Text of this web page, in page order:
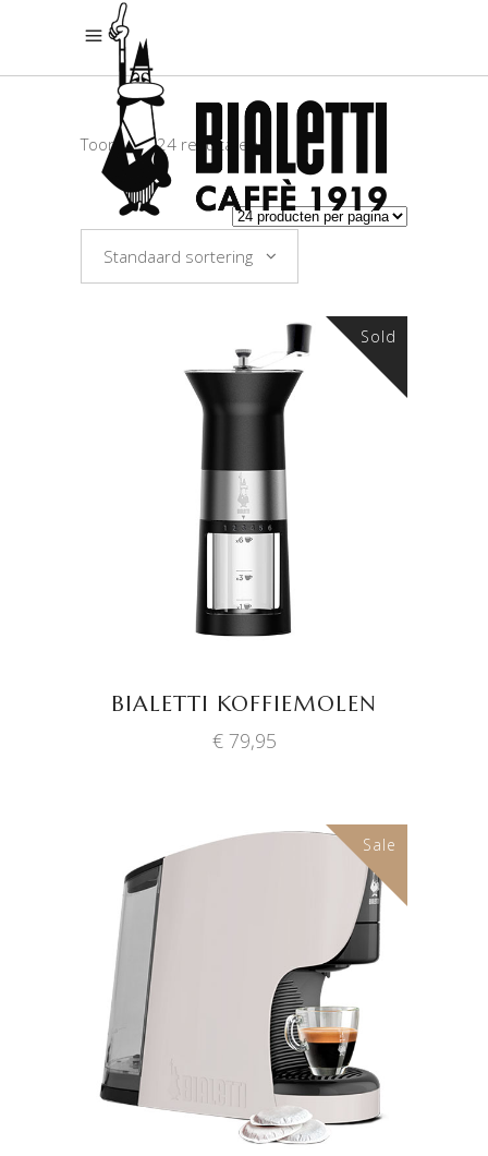
Toont alle 24 resultaten
Standaard sortering
Sold
LEES VERDER
BIALETTI KOFFIEMOLEN
€79,95
Sale
TOEVOEGEN AAN
WINKELWAGEN